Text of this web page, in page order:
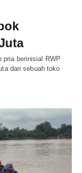
pria berinisial RWP
dari sebuah toko